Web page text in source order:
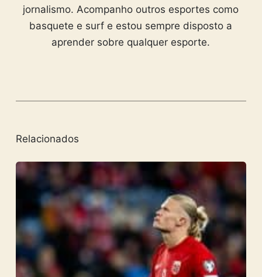
jornalismo. Acompanho outros esportes como
basquete e surf e estou sempre disposto a
aprender sobre qualquer esporte.
Relacionados